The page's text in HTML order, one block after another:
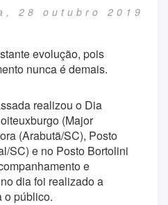
28 outubro 2019
evolução, pois
nunca é demais.
realizou o Dia
(Major
(Arabutã/SC), Posto
SC) e no Posto Bortolini
e
dia foi realizado a
o público.